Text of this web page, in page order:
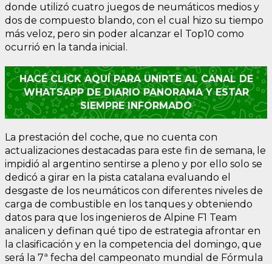
donde utilizó cuatro juegos de neumáticos medios y
dos de compuesto blando, con el cual hizo su tiempo
más veloz, pero sin poder alcanzar el Top10 como
ocurrió en la tanda inicial.
HACÉ CLICK AQUÍ PARA UNIRTE AL CANAL DE
WHATSAPP DE DIARIO PANORAMA Y ESTAR
SIEMPRE INFORMADO
La prestación del coche, que no cuenta con
actualizaciones destacadas para este fin de semana, le
impidió al argentino sentirse a pleno y por ello solo se
dedicó a girar en la pista catalana evaluando el
desgaste de los neumáticos con diferentes niveles de
carga de combustible en los tanques y obteniendo
datos para que los ingenieros de Alpine F1 Team
analicen y definan qué tipo de estrategia afrontar en
la clasificación y en la competencia del domingo, que
será la 7ª fecha del campeonato mundial de Fórmula